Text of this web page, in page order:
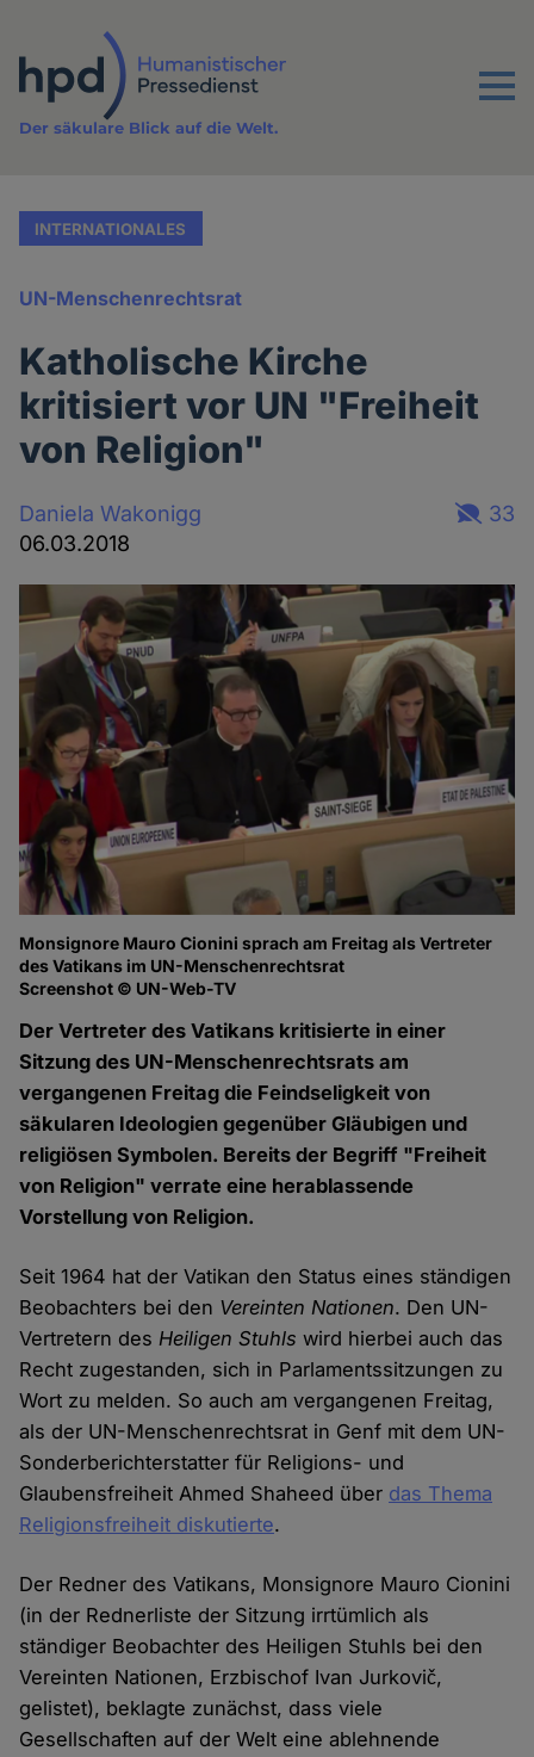
Inhalt
Menu
Der säkulare Blick auf die Welt.
INTERNATIONALES
UN-Menschenrechtsrat
Katholische Kirche
kritisiert vor UN "Freiheit
von Religion"
Daniela Wakonigg
06.03.2018
33
Monsignore Mauro Cionini sprach am Freitag als Vertreter
des Vatikans im UN-Menschenrechtsrat
Screenshot © UN-Web-TV
Der Vertreter des Vatikans kritisierte in einer
Sitzung des UN-Menschenrechtsrats am
vergangenen Freitag die Feindseligkeit von
säkularen Ideologien gegenüber Gläubigen und
religiösen Symbolen. Bereits der Begriff "Freiheit
von Religion" verrate eine herablassende
Vorstellung von Religion.
Seit 1964 hat der Vatikan den Status eines ständigen
Beobachters bei den Vereinten Nationen. Den UN-
Vertretern des Heiligen Stuhls wird hierbei auch das
Recht zugestanden, sich in Parlamentssitzungen zu
Wort zu melden. So auch am vergangenen Freitag,
als der UN-Menschenrechtsrat in Genf mit dem UN-
Sonderberichterstatter für Religions- und
Glaubensfreiheit Ahmed Shaheed über das Thema
Religionsfreiheit diskutierte.
Der Redner des Vatikans, Monsignore Mauro Cionini
(in der Rednerliste der Sitzung irrtümlich als
ständiger Beobachter des Heiligen Stuhls bei den
Vereinten Nationen, Erzbischof Ivan Jurkovič,
gelistet), beklagte zunächst, dass viele
Gesellschaften auf der Welt eine ablehnende